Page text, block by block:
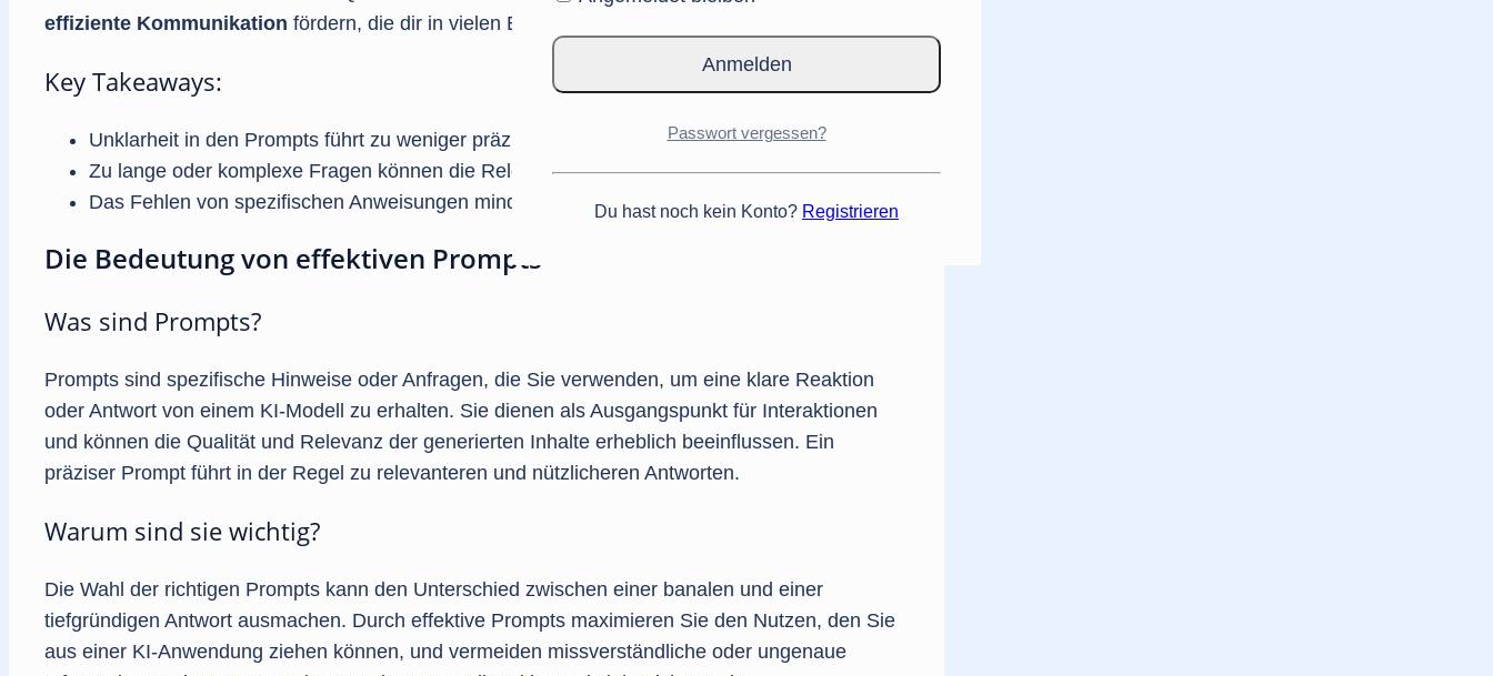
effiziente Kommunikation fördern, die dir in vielen Bereichen helfen wird.
Key Takeaways:
Unklarheit in den Prompts führt zu weniger präzisen Antworten.
Zu lange oder komplexe Fragen können die Relevanz der Antworten verringern.
Das Fehlen von spezifischen Anweisungen mindert die Effektivität der generierten Inhalte.
Die Bedeutung von effektiven Prompts
Was sind Prompts?
Prompts sind spezifische Hinweise oder Anfragen, die Sie verwenden, um eine klare Reaktion
oder Antwort von einem KI-Modell zu erhalten. Sie dienen als Ausgangspunkt für Interaktionen
und können die Qualität und Relevanz der generierten Inhalte erheblich beeinflussen. Ein
präziser Prompt führt in der Regel zu relevanteren und nützlicheren Antworten.
Warum sind sie wichtig?
Die Wahl der richtigen Prompts kann den Unterschied zwischen einer banalen und einer
tiefgründigen Antwort ausmachen. Durch effektive Prompts maximieren Sie den Nutzen, den Sie
aus einer KI-Anwendung ziehen können, und vermeiden missverständliche oder ungenaue
Passwort vergessen?
Du hast noch kein Konto? Registrieren